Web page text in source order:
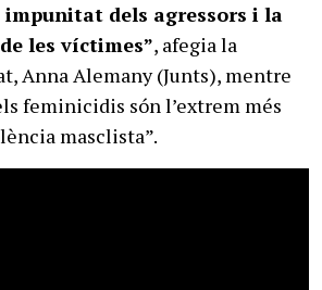
dels agressors i la
les víctimes”, afegia la
Anna Alemany (Junts), mentre
feminicidis són l’extrem més
masclista”.